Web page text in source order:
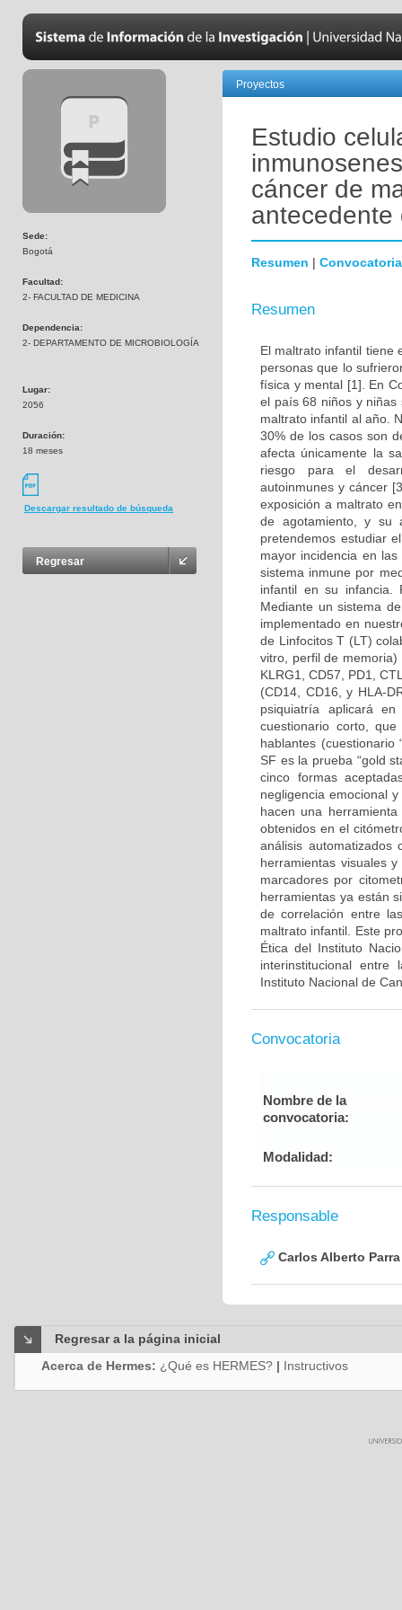
Sede:
Bogotá
Facultad:
2- FACULTAD DE MEDICINA
Dependencia:
2- DEPARTAMENTO DE MICROBIOLOGÍA
Lugar:
2056
Duración:
18 meses
Descargar resultado de búsqueda
Regresar
Proyectos
Estudio
cáncer de
antecedente
Resumen | Convocatoria
Resumen
El maltrato infantil tiene
personas que lo
física y mental [1]. En
el país 68 niños y
maltrato infantil al año.
30% de los casos son
afecta únicamente la
riesgo para el
autoinmunes y cáncer
exposición a maltrato
de agotamiento, y su
pretendemos estudiar
mayor incidencia en
sistema inmune por
infantil en su infancia.
Mediante un sistema
implementado en
de Linfocitos T (LT)
vitro, perfil de
KLRG1, CD57, PD1,
(CD14, CD16, y HLA-
psiquiatría aplicará
cuestionario corto,
hablantes (cuestionario
SF es la prueba “gold
cinco formas
negligencia emocional
hacen una
obtenidos en el
análisis automatizados
herramientas visuales
marcadores por
herramientas ya están
de correlación entre
maltrato infantil. Este
Ética del Instituto
interinstitucional entre
Instituto Nacional de
Convocatoria
Nombre de la
convocatoria:
Modalidad:
Responsable
Carlos Alberto
Regresar a la página inicial
Acerca de Hermes: ¿Qué es HERMES? | Instructivos